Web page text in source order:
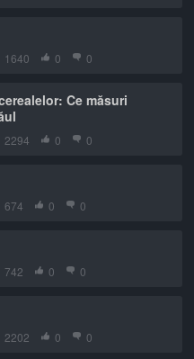
1640 0 0
Ce măsuri
2294 0 0
674 0 0
742 0 0
2202 0 0